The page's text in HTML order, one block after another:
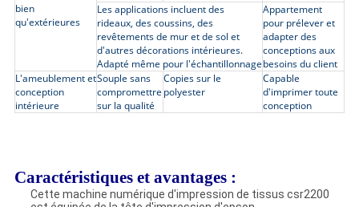
bien
qu'extérieures
Les applications incluent des
rideaux, des coussins, des
revêtements de mur et de sol et
d'autres décorations intérieures.
Adapté même pour l'échantillonnage
Appartement
pour prélever et
adapter des
conceptions aux
besoins du client
L'ameublement et
conception
intérieure
Souple sans
compromettre
sur la qualité
Copies sur le
polyester
Capable
d'imprimer toute
conception
Caractéristiques et avantages :
Cette machine numérique d'impression de tissus csr2200